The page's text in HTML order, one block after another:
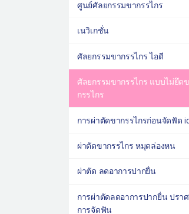
ศูนย์ศัลยกรรมขากรรไกร
เนวิเกชั่น
ศัลยกรรมขากรรไกร ไอดี
ศัลยกรรมขากรรไกร แบบไม่ยึด
กรรไกร
การผ่าตัดขากรรไกรก่อนจัดฟัด
ผ่าตัดขากรรไกร หมุดล่องหน
ผ่าตัด ลดอาการปากยื่น
การผ่าตัดลดอาการปากยื่น ปรา
การจัดฟัน